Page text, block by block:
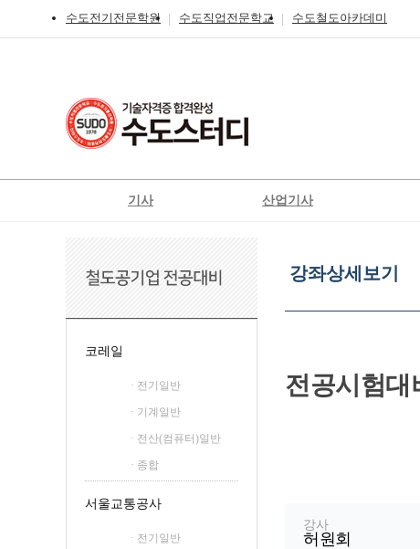
수도전기전문학원 수도직업전문학교 수도철도아카데미
기사
정보통신
신재생에너지발전설비
일반기계
산업기사
전기공사
신재생에너지발전설비
공조냉동기계
위험물
좌
상
세
강좌상세보기
전공시험대
강사
허원회
코레일
· 전기일반
· 기계일반
· 전산(컴퓨터)일반
· 종합
서울교통공사
· 전기일반